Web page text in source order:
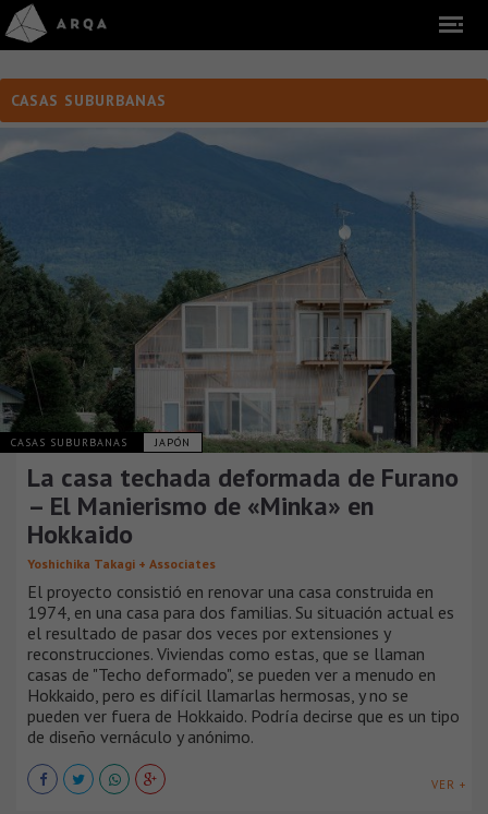
CASAS SUBURBANAS
CASAS SUBURBANAS JAPÓN
La casa techada deformada de Furano
– El Manierismo de «Minka» en
Hokkaido
Yoshichika Takagi + Associates
El proyecto consistió en renovar una casa construida en
1974, en una casa para dos familias. Su situación actual es
el resultado de pasar dos veces por extensiones y
reconstrucciones. Viviendas como estas, que se llaman
casas de "Techo deformado", se pueden ver a menudo en
Hokkaido, pero es difícil llamarlas hermosas, y no se
pueden ver fuera de Hokkaido. Podría decirse que es un tipo
de diseño vernáculo y anónimo.
VER +